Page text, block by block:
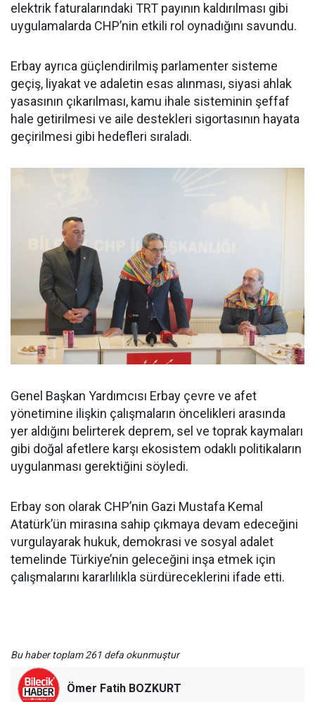
elektrik faturalarındaki TRT payının kaldırılması gibi
uygulamalarda CHP’nin etkili rol oynadığını savundu.
Erbay ayrıca güçlendirilmiş parlamenter sisteme
geçiş, liyakat ve adaletin esas alınması, siyasi ahlak
yasasının çıkarılması, kamu ihale sisteminin şeffaf
hale getirilmesi ve aile destekleri sigortasının hayata
geçirilmesi gibi hedefleri sıraladı.
Genel Başkan Yardımcısı Erbay çevre ve afet
yönetimine ilişkin çalışmaların öncelikleri arasında
yer aldığını belirterek deprem, sel ve toprak kaymaları
gibi doğal afetlere karşı ekosistem odaklı politikaların
uygulanması gerektiğini söyledi.
Erbay son olarak CHP’nin Gazi Mustafa Kemal
Atatürk’ün mirasına sahip çıkmaya devam edeceğini
vurgulayarak hukuk, demokrasi ve sosyal adalet
temelinde Türkiye’nin geleceğini inşa etmek için
çalışmalarını kararlılıkla sürdüreceklerini ifade etti.
Bu haber toplam 261 defa okunmuştur
Ömer Fatih BOZKURT